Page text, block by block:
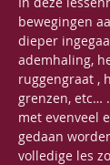
bewegingen
dieper
ademhaling,
ruggengraat ,
grenzen, etc…
met evenveel
gedaan
volledige les